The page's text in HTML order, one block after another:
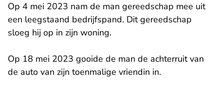
Op 4 mei 2023 nam de man gereedschap mee uit
een leegstaand bedrijfspand. Dit gereedschap
sloeg hij op in zijn woning.
Op 18 mei 2023 gooide de man de achterruit van
de auto van zijn toenmalige vriendin in.